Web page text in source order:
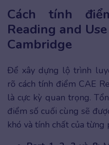
Cách tính
Reading and
Cambridge
Để xây dựng lộ trình
rõ cách tính điểm CAE
là cực kỳ quan trọng.
điểm số cuối cùng sẽ
khó và tính chất của từng